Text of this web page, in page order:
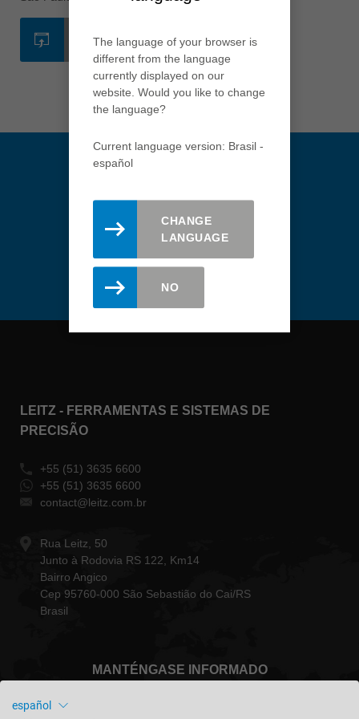
tiếng việt
中国
中文
ประเทศไทย
Україна
WEB
Manténgase actualizado.
newsletter de Leitz.
LEITZ - FERRAMENTAS E SISTEMAS DE
PRECISÃO
+55 (51) 3635 6600
+55 (51) 3635 6600
contact@leitz.com.br
Rua Leitz, 50
Junto à Rodovia RS 122, Km14
Bairro Angico
Cep 95760-000 São Sebastião do Cai/RS
Brasil
MANTÉNGASE INFORMADO
The language of your browser is
different from the language
currently displayed on our
website. Would you like to change
the language?
Current language version: Brasil -
español
CHANGE
LANGUAGE
NO
español